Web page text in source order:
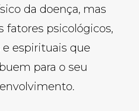
da doença, mas
fatores psicológicos,
e espirituais que
para o seu